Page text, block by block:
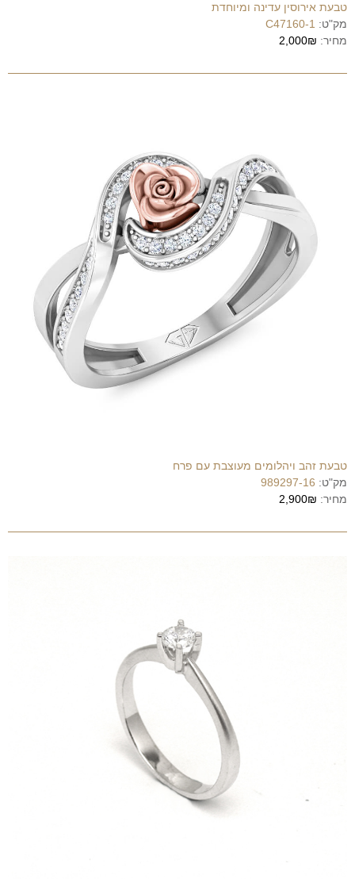
טבעת אירוסין עדינה ומיוחדת
מק"ט: C47160-1
מחיר: 2,000₪
טבעת זהב ויהלומים מעוצבת עם פרח
מק"ט: 989297-16
מחיר: 2,900₪